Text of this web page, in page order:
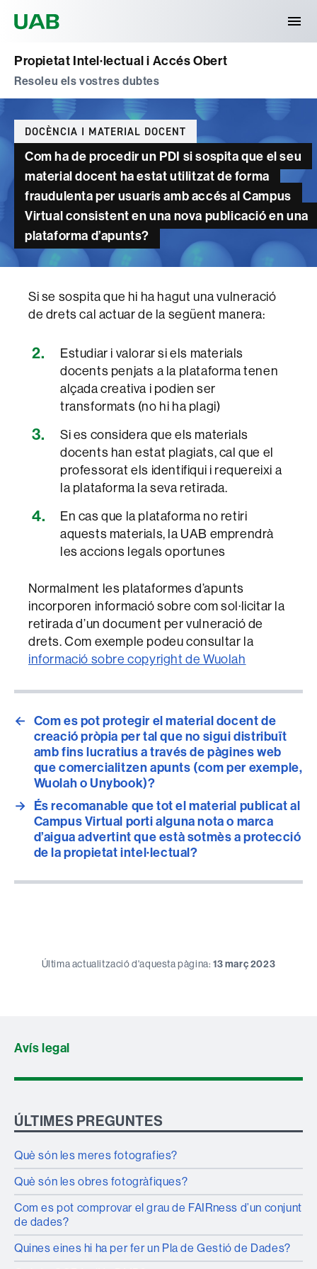
Propietat Intel·lectual i Accés Obert
Resoleu els vostres dubtes
Categories
DOCÈNCIA I MATERIAL DOCENT
Com ha de procedir un PDI si sospita que el seu
material docent ha estat utilitzat de forma
fraudulenta per usuaris amb accés al Campus
Virtual consistent en una nova publicació en una
plataforma d’apunts?
Si se sospita que hi ha hagut una vulneració
de drets cal actuar de la següent manera:
Estudiar i valorar si els materials
docents penjats a la plataforma tenen
alçada creativa i podien ser
transformats (no hi ha plagi)
Si es considera que els materials
docents han estat plagiats, cal que el
professorat els identifiqui i requereixi a
la plataforma la seva retirada.
En cas que la plataforma no retiri
aquests materials, la UAB emprendrà
les accions legals oportunes
Normalment les plataformes d’apunts
incorporen informació sobre com sol·licitar la
retirada d’un document per vulneració de
drets. Com exemple podeu consultar la
informació sobre copyright de Wuolah
← Com es pot protegir el material docent de
creació pròpia per tal que no sigui distribuït
amb fins lucratius a través de pàgines web
que comercialitzen apunts (com per exemple,
Wuolah o Unybook)?
→ És recomanable que tot el material publicat al
Campus Virtual porti alguna nota o marca
d’aigua advertint que està sotmès a protecció
de la propietat intel·lectual?
Última actualització d'aquesta pàgina:13 març 2023
Avís legal
ÚLTIMES PREGUNTES
Què són les meres fotografies?
Què són les obres fotogràfiques?
Com es pot comprovar el grau de FAIRness d’un conjunt
de dades?
Quines eines hi ha per fer un Pla de Gestió de Dades?